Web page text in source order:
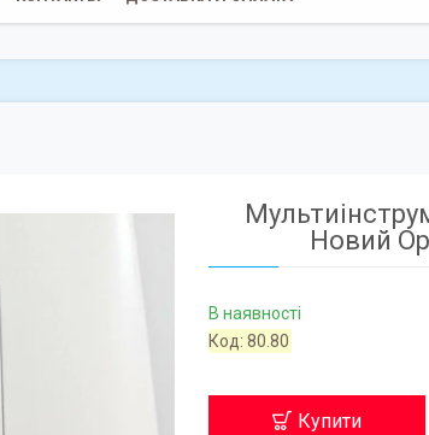
Новий
В наявності
Код:80.80
Купити